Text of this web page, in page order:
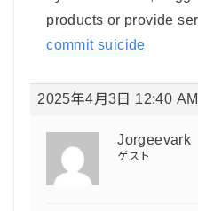
products or provide
commit suicide
2025年4月3日 12:40 AM
Jorgeevark
ゲスト